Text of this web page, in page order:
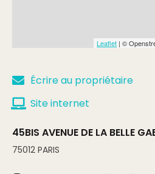
Leaflet | ©
Écrire au propriétaire
Site internet
45BIS AVENUE DE LA BELLE
75012 PARIS